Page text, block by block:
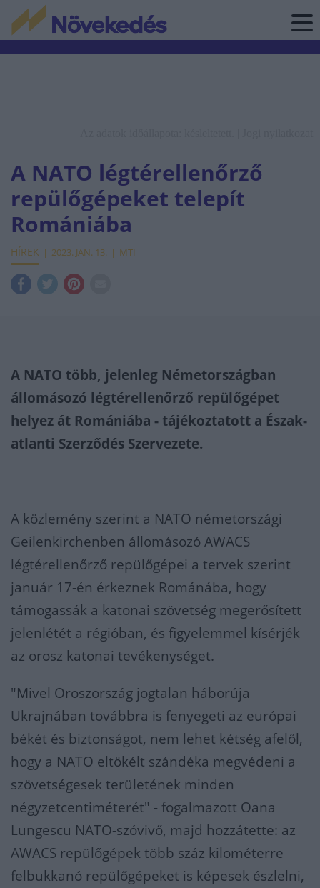
A NATO légtérellenőrző
repülőgépeket telepít
Romániába
HÍREK 2023. JAN. 13. MTI
A NATO több, jelenleg Németországban
állomásozó légtérellenőrző repülőgépet
helyez át Romániába - tájékoztatott a Észak-
atlanti Szerződés Szervezete.
A közlemény szerint a NATO németországi
Geilenkirchenben állomásozó AWACS
légtérellenőrző repülőgépei a tervek szerint
január 17-én érkeznek Románába, hogy
támogassák a katonai szövetség megerősített
jelenlétét a régióban, és figyelemmel kísérjék
az orosz katonai tevékenységet.
"Mivel Oroszország jogtalan háborúja
Ukrajnában továbbra is fenyegeti az európai
békét és biztonságot, nem lehet kétség afelől,
hogy a NATO eltökélt szándéka megvédeni a
szövetségesek területének minden
négyzetcentiméterét" - fogalmazott Oana
Lungescu NATO-szóvivő, majd hozzátette: az
AWACS repülőgépek több száz kilométerre
felbukkanó repülőgépeket is képesek észlelni,